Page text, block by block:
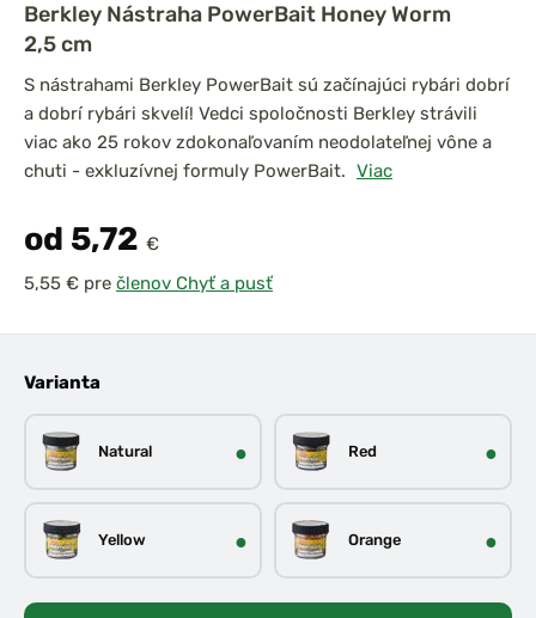
Berkley Nástraha PowerBait Honey Worm
2,5 cm
S nástrahami Berkley PowerBait sú začínajúci rybári dobrí
a dobrí rybári skvelí! Vedci spoločnosti Berkley strávili
viac ako 25 rokov zdokonaľovaním neodolateľnej vône a
chuti - exkluzívnej formuly PowerBait. Viac
od 5,72 €
pre členov Chyť a pusť
Varianta
Natural ● Red ●
Yellow ● Orange ●